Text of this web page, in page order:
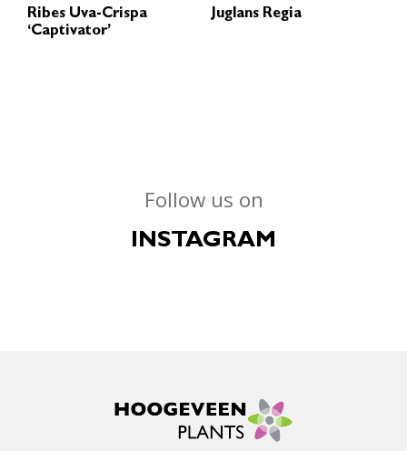
Ribes Uva-Crispa
‘Captivator’
Juglans Regia
Follow us on
INSTAGRAM